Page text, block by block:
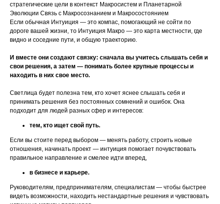
стратегические цели в контекст Макросистем и Планетарной
Эволюции Связь с Макросознанием и Макросостоянием
Если обычная Интуиция — это компас, помогающий не сойти по
дороге вашей жизни, то Интуиция Макро — это карта местности, где
видно и соседние пути, и общую траекторию.
И вместе они создают связку: сначала вы учитесь слышать себя и
свои решения, а затем — понимать более крупные процессы и
находить в них свое место.
Светлица будет полезна тем, кто хочет яснее слышать себя и
принимать решения без постоянных сомнений и ошибок. Она
подходит для людей разных сфер и интересов:
тем, кто ищет свой путь.
Если вы стоите перед выбором — менять работу, строить новые
отношения, начинать проект — интуиция помогает почувствовать
правильное направление и смелее идти вперед,
в бизнесе и карьере.
Руководителям, предпринимателям, специалистам — чтобы быстрее
видеть возможности, находить нестандартные решения и чувствовать